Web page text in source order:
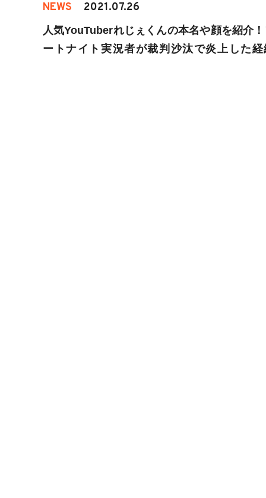
NEWS 2021.07.26
人気YouTuberれじぇくんの本名や顔を紹介
ートナイト実況者が裁判沙汰で炎上した経